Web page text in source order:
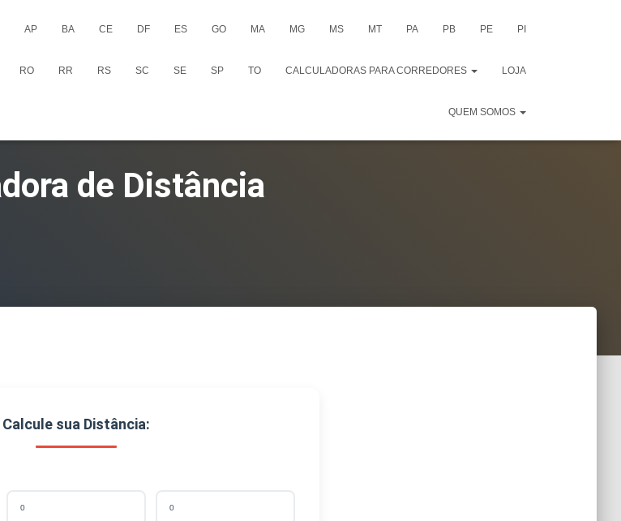
AP BA CE DF ES GO MA MG MS MT PA PB PE PI
RO RR RS SC SE SP TO CALCULADORAS PARA CORREDORES LOJA
QUEM SOMOS
de Distância
Calcule sua Distância: